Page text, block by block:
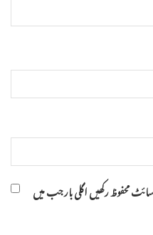
محفوظ رکھیں اگلی بار جب میں